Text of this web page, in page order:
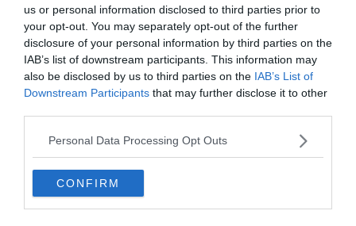
us or personal information disclosed to third parties prior to
your opt-out. You may separately opt-out of the further
disclosure of your personal information by third parties on the
IAB’s list of downstream participants. This information may
also be disclosed by us to third parties on the IAB’s List of
Downstream Participants that may further disclose it to other
Personal Data Processing Opt Outs
CONFIRM
Kvíz: Átmész a rostán? Mutasd meg, hogy téged nem lehet
megvezetni egy trükkös képpel!